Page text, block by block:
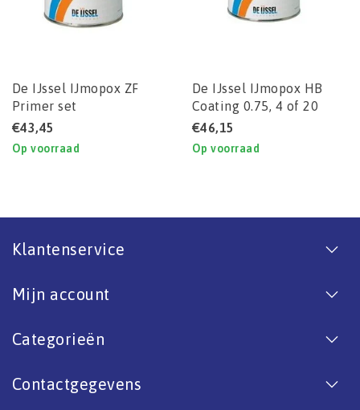
De IJssel IJmopox ZF
Primer set
€43,45
Op voorraad
De IJssel IJmopox HB
Coating 0.75, 4 of 20
liter set
€46,15
Op voorraad
Klantenservice
Mijn account
Categorieën
Contactgegevens